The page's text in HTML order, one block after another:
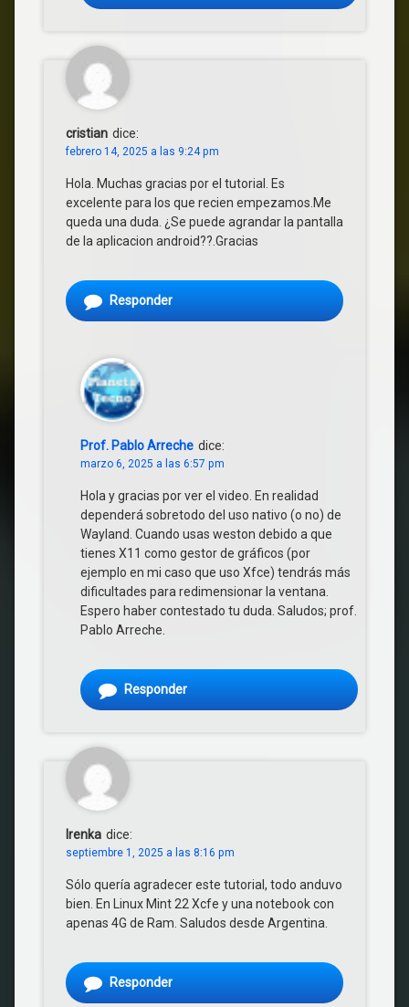
cristian dice:
febrero 14, 2025 a las 9:24 pm
Hola. Muchas gracias por el tutorial. Es
excelente para los que recien empezamos.Me
queda una duda. ¿Se puede agrandar la pantalla
de la aplicacion android??.Gracias
Responder
Prof. Pablo Arreche dice:
marzo 6, 2025 a las 6:57 pm
Hola y gracias por ver el video. En realidad
dependerá sobretodo del uso nativo (o no) de
Wayland. Cuando usas weston debido a que
tienes X11 como gestor de gráficos (por
ejemplo en mi caso que uso Xfce) tendrás más
dificultades para redimensionar la ventana.
Espero haber contestado tu duda. Saludos; prof.
Pablo Arreche.
Responder
Irenka dice:
septiembre 1, 2025 a las 8:16 pm
Sólo quería agradecer este tutorial, todo anduvo
bien. En Linux Mint 22 Xcfe y una notebook con
apenas 4G de Ram. Saludos desde Argentina.
Responder